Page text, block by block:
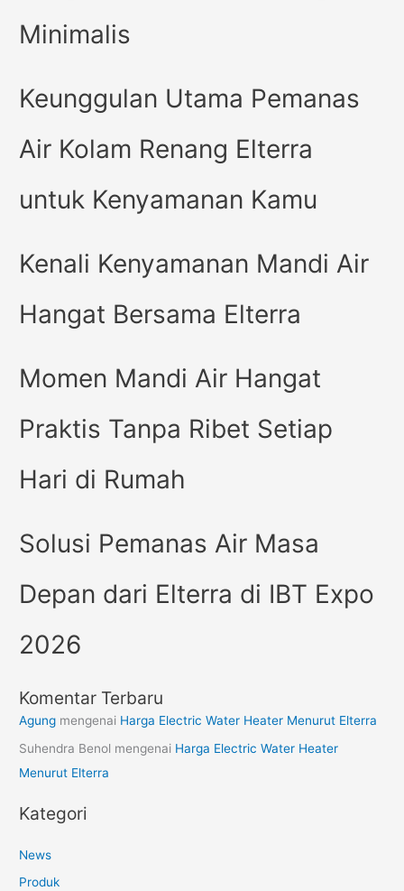
Minimalis
Keunggulan Utama Pemanas
Air Kolam Renang Elterra
untuk Kenyamanan Kamu
Kenali Kenyamanan Mandi Air
Hangat Bersama Elterra
Momen Mandi Air Hangat
Praktis Tanpa Ribet Setiap
Hari di Rumah
Solusi Pemanas Air Masa
Depan dari Elterra di IBT Expo
2026
Komentar Terbaru
Agung mengenai Harga Electric Water Heater Menurut Elterra
Suhendra Benol mengenai Harga Electric Water Heater
Menurut Elterra
Kategori
News
Produk